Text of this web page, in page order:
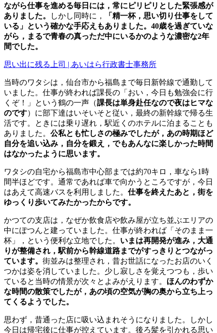
ながら仕事を進める毎日には，常にピリピリとした緊張感が
ありました。
しかし同時に，
「精一杯，思い切り仕事をして
いる」という確かな手応えもありました。40歳を過ぎていな
がら，まるで青春の真っただ中にいるかのような濃密な2年
間でした。
思い出に残る上司 | あいはら行政書士事務所
当時のワタシは，仙台市から福島まで毎日新幹線で通勤して
いました。仕事が終われば課長の「おい，今日も勉強会に行
くぞ！」という鶴の一声（課長は単身赴任なので夜はヒマな
のです）に部下達はいそいそと従い，最終の新幹線で帰る生
活です。ときには乗り遅れ，駅近くのホテルに泊まることも
ありました。 公私とも忙しさの極みでしたが，あの時期ほど
自分を追い込み，自分を鍛え，でもあんなに楽しかった時間
はなかったように思います。
ワタシの自宅から福島市中心部までは約70キロ，車なら1時
間半ほどです。通常であれば車で向かうところですが，今日
はあえて高速バスを利用しました。 仕事を終えたあと，街を
ゆっくり歩いてみたかったからです。
かつての支店は，なぜか飲食店や飲み屋が立ち並ぶエリアの
中にぽつんと建っていました。仕事が終われば「そのまま一
杯」，という便利な立地でした。 いまは再開発が進み，大通
りが整備され，駅前から幹線道路までがすっきりとつながっ
ています。 街並みは整理され，昔お世話になったお店のいく
つかは姿を消していました。少し寂しさを覚えつつも，歩い
ていると当時の情景が次々とよみがえります。 ほんのわずか
な時間の散策でしたが，あの頃の空気が胸の奥から立ち上っ
てくるようでした。
思わず，昔通った店に吸い込まれそうになりました。しかし
今日は帰宅後に仕事が控えています。後ろ髪を引かれる思い